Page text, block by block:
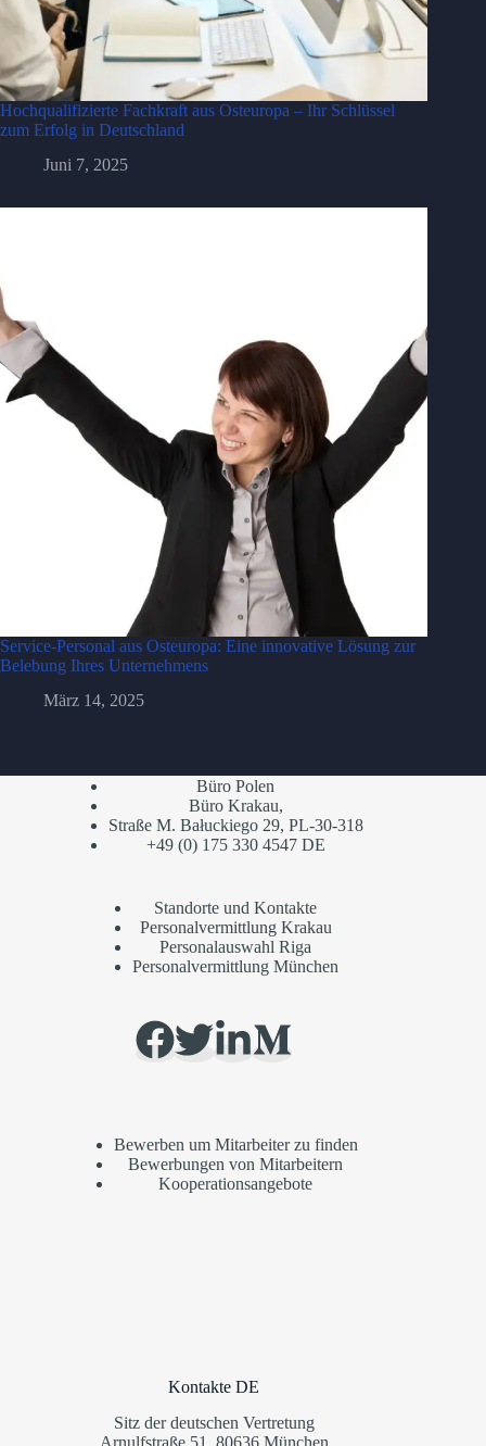
Hochqualifizierte Fachkraft aus Osteuropa – Ihr Schlüssel
zum Erfolg in Deutschland
Juni 7, 2025
Service-Personal aus Osteuropa: Eine innovative Lösung zur
Belebung Ihres Unternehmens
März 14, 2025
Büro Polen
Büro Krakau,
Straße M. Bałuckiego 29, PL-30-318
+49 (0) 175 330 4547 DE
Standorte und Kontakte
Personalvermittlung Krakau
Personalauswahl Riga
Personalvermittlung München
Bewerben um Mitarbeiter zu finden
Bewerbungen von Mitarbeitern
Kooperationsangebote
Kontakte DE
Sitz der deutschen Vertretung
Arnulfstraße 51, 80636 München